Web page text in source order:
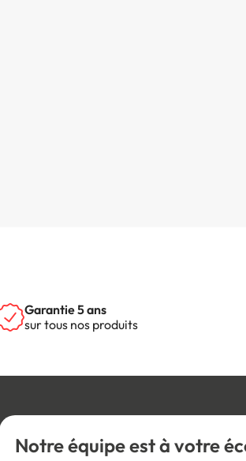
Garantie 5 ans
sur tous nos produits
Notre équipe est à votre